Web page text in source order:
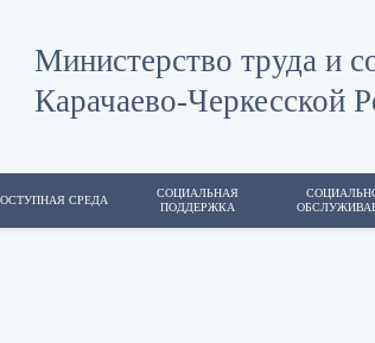
Министерство труда и
Карачаево-Черкесской
СРЕДА
СОЦИАЛЬНАЯ
ПОДДЕРЖКА